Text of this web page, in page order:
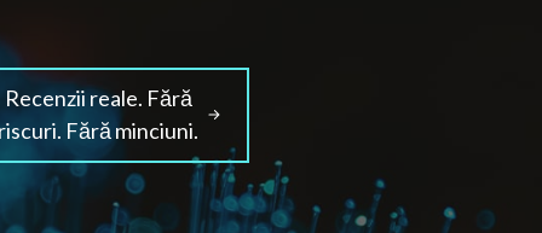
Recenzii reale. Fără
riscuri. Fără minciuni.